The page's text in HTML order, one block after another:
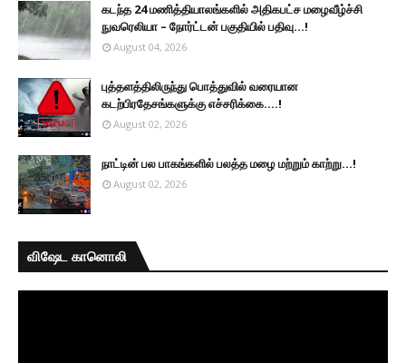
கடந்த 24 மணித்தியாலங்களில் அதிகபட்ச மழைவீழ்ச்சி
நுவரெலியா – நோர்ட்டன் பகுதியில் பதிவு...!
August 04, 2026
புத்தளத்திலிருந்து பொத்துவில் வரையான
கடற்பிரதேசங்களுக்கு எச்சரிக்கை....!
August 02, 2026
நாட்டின் பல பாகங்களில் பலத்த மழை மற்றும் காற்று...!
August 02, 2026
விஷேட கானொலி